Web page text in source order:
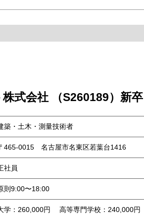
式会社 （S260189）新卒
築・土木・測量技術者
465-0015 名古屋市名東区若葉台1416
社員
則9:00〜18:00
学：260,000円 高等専門学校：240,000円